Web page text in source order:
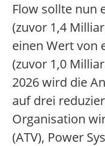
Flow sollte nun
(zuvor 1,4
einen Wert von
(zuvor 1,0
2026 wird die
auf drei
Organisation
(ATV), Power